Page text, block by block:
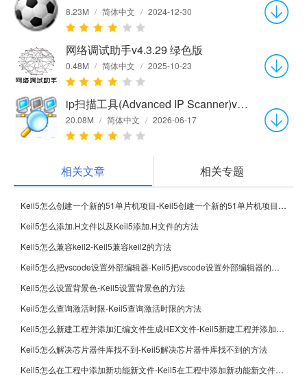
8.23M / 简体中文 / 2024-12-30
网络调试助手v4.3.29 绿色版
0.48M / 简体中文 / 2025-10-23
ip扫描工具(Advanced IP Scanner)v2.5.4594.1
20.08M / 简体中文 / 2026-06-17
相关文章 相关专题
Keil5怎么创建一个新的51单片机项目-Keil5创建一个新的51单片机项目的方法
Keil5怎么添加.H文件以及Keil5添加.H文件的方法
Keil5怎么兼容keil2-Keil5兼容keil2的方法
Keil5怎么把vscode设置外部编辑器-Keil5把vscode设置外部编辑器的方法
Keil5怎么设置背景色-Keil5设置背景色的方法
Keil5怎么查询激活时限-Keil5查询激活时限的方法
Keil5怎么新建工程并添加汇编文件生成HEX文件-Keil5新建工程并添加汇编文件生成HEX文件的方法
Keil5怎么解决芯片器件库找不到-Keil5解决芯片器件库找不到的方法
Keil5怎么在工程中添加新功能新文件-Keil5在工程中添加新功能新文件的方法